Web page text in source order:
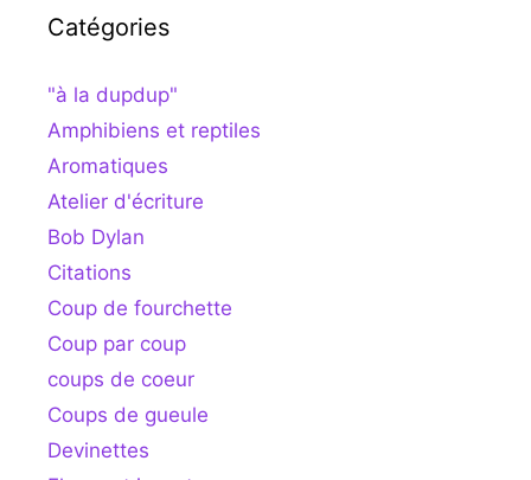
Catégories
"à la dupdup"
Amphibiens et reptiles
Aromatiques
Atelier d'écriture
Bob Dylan
Citations
Coup de fourchette
Coup par coup
coups de coeur
Coups de gueule
Devinettes